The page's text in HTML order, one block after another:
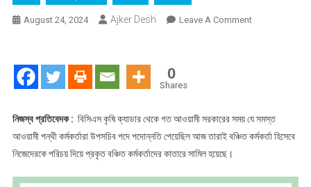
August 24, 2024 Ajker Desh Leave A CommentOn
কর্মকর্তা
হিসেবে
0
Shares
নিজস্ব প্রতিবেদক : বিসিএস কৃষি ক্যাডার থেকে গত আওয়ামী সরকারের সময় যে সমস্ত
আওয়ামী পন্থী কর্মকর্তারা উপসচিব পদে পদোন্নতি পেয়েছিল আজ তারাই বঞ্চিত কর্মকর্তা হিসেবে
নিজেদেরকে পরিচয় দিয়ে প্রকৃত বঞ্চিত কর্মকর্তাদের কাতারে সামিল হয়েছে।